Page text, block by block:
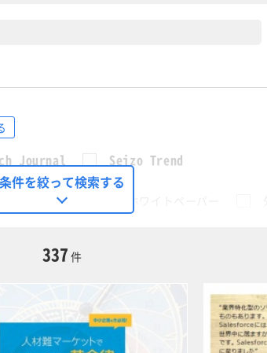
Journal Seizo Trend
動画
する
条件を絞って検索する
337 件